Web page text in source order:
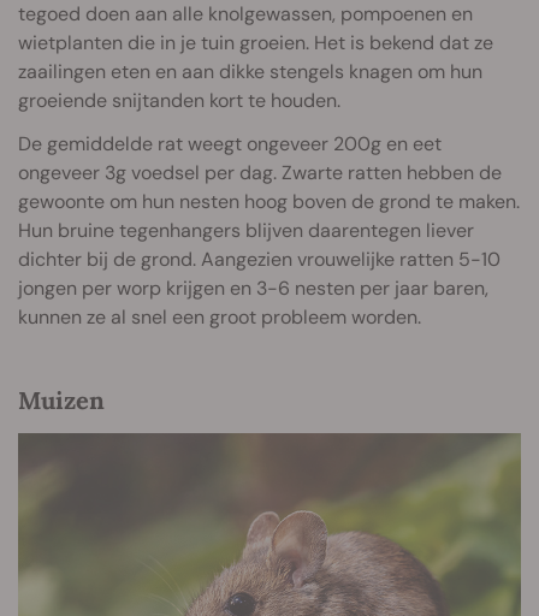
tegoed doen aan alle knolgewassen, pompoenen en
wietplanten die in je tuin groeien. Het is bekend dat ze
zaailingen eten en aan dikke stengels knagen om hun
groeiende snijtanden kort te houden.
De gemiddelde rat weegt ongeveer 200g en eet
ongeveer 3g voedsel per dag. Zwarte ratten hebben de
gewoonte om hun nesten hoog boven de grond te maken.
Hun bruine tegenhangers blijven daarentegen liever
dichter bij de grond. Aangezien vrouwelijke ratten 5-10
jongen per worp krijgen en 3-6 nesten per jaar baren,
kunnen ze al snel een groot probleem worden.
Muizen